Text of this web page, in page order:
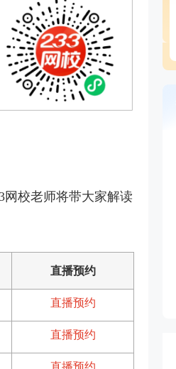
网校老师将带大家解读
直播预约
直播预约
直播预约